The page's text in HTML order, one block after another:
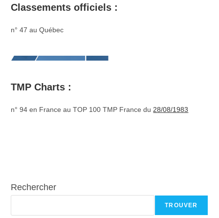
Classements officiels :
n° 47 au Québec
TMP Charts :
n° 94 en France au TOP 100 TMP France du 28/08/1983
Rechercher
TROUVER